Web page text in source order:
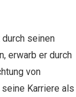
seinen
erwarb er durch
von
Karriere als